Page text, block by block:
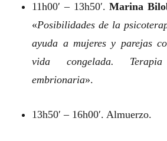
11h00′ – 13h50′.Marina
«Posibilidades de la
ayuda a mujeres y parejas
vida congelada.
embrionaria».
13h50′ – 16h00′. Almuerzo.